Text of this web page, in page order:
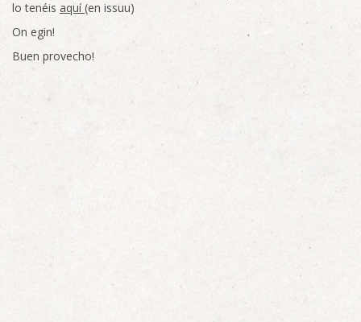
lo tenéis aquí(en issuu)
On egin!
Buen provecho!